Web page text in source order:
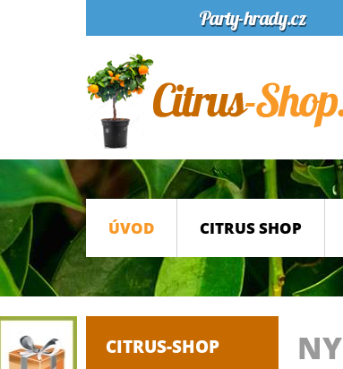
ÚVOD CITRUS SHOP
CITRUS-SHOP